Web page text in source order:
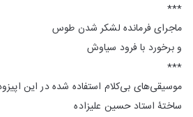
***
ماجرای فرمانده لشکر شدن طوس
و برخورد با فرود سیاوش
***
موسیقی‌های بی‌کلام استفاده شده در این
ساختۀ استاد حسین علیزاده